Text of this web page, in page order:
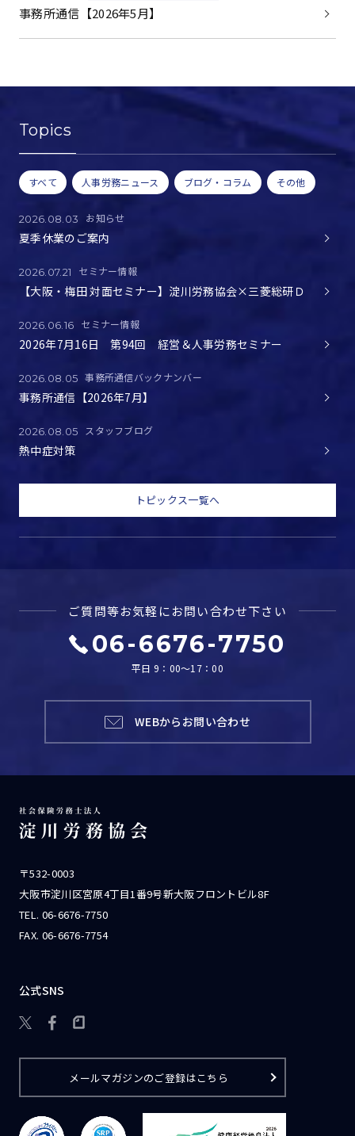
Topics
すべて 人事労務ニュース ブログ・コラム その他
2026.08.03 お知らせ
夏季休業のご案内
2026.07.21 セミナー情報
【大阪・梅田 対面セミナー】淀川労務協会×三菱総研Ｄ
2026.06.16 セミナー情報
2026年7月16日 第94回 経営＆人事労務セミナー
2026.08.05 事務所通信バックナンバー
事務所通信【2026年7月】
2026.08.05 スタッフブログ
熱中症対策
トピックス一覧へ
事務所通信【2026年5月】
ご質問等お気軽にお問い合わせ下さい
06-6676-7750
平日 9：00～17：00
WEBからお問い合わせ
〒532-0003
大阪市淀川区宮原4丁目1番9号新大阪フロントビル8F
TEL. 06-6676-7750
FAX. 06-6676-7754
公式SNS

メールマガジンのご登録はこちら